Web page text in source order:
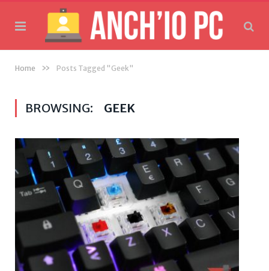
Home » Posts Tagged "Geek"
BROWSING: GEEK